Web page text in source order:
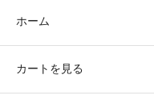
ホーム
カートを見る